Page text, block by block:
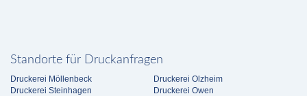
Standorte für Druckanfragen
Druckerei Möllenbeck
Druckerei Steinhagen
Druckerei Olzheim
Druckerei Owen